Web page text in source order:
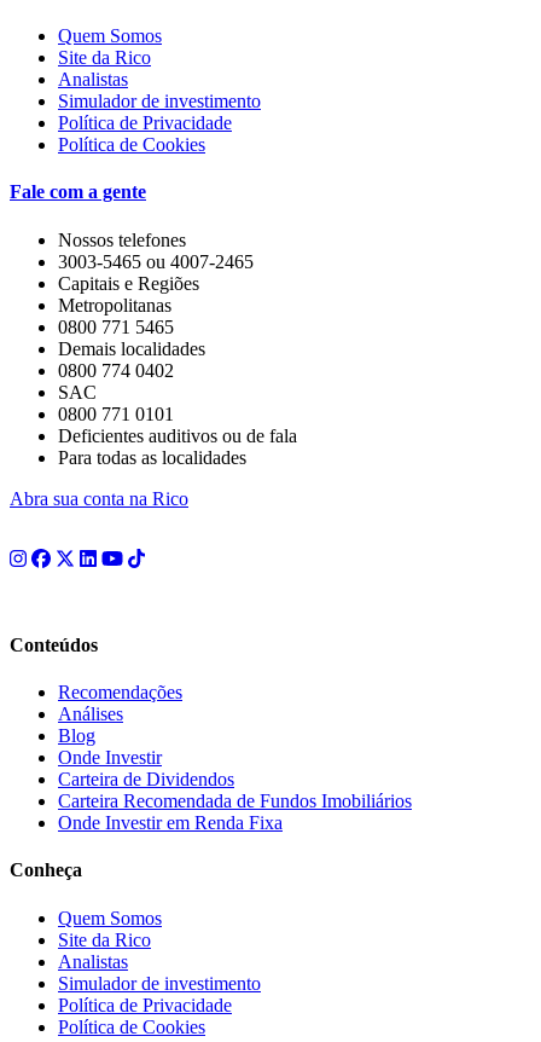
Quem Somos
Site da Rico
Analistas
Simulador de investimento
Política de Privacidade
Política de Cookies
Fale com a gente
Nossos telefones
3003-5465 ou 4007-2465
Capitais e Regiões
Metropolitanas
0800 771 5465
Demais localidades
0800 774 0402
SAC
0800 771 0101
Deficientes auditivos ou de fala
Para todas as localidades
Abra sua conta na Rico
Conteúdos
Recomendações
Análises
Blog
Onde Investir
Carteira de Dividendos
Carteira Recomendada de Fundos Imobiliários
Onde Investir em Renda Fixa
Conheça
Quem Somos
Site da Rico
Analistas
Simulador de investimento
Política de Privacidade
Política de Cookies